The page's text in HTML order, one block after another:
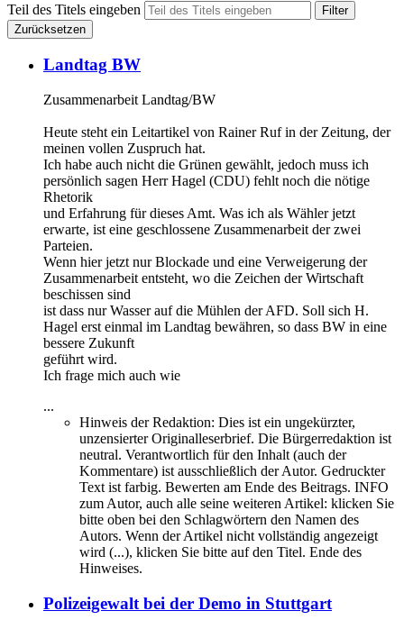
Teil des Titels eingeben
Filter
Zurücksetzen
Landtag BW
Zusammenarbeit Landtag/BW
Heute steht ein Leitartikel von Rainer Ruf in der Zeitung, der
meinen vollen Zuspruch hat.
Ich habe auch nicht die Grünen gewählt, jedoch muss ich
persönlich sagen Herr Hagel (CDU) fehlt noch die nötige
Rhetorik
und Erfahrung für dieses Amt. Was ich als Wähler jetzt
erwarte, ist eine geschlossene Zusammenarbeit der zwei
Parteien.
Wenn hier jetzt nur Blockade und eine Verweigerung der
Zusammenarbeit entsteht, wo die Zeichen der Wirtschaft
beschissen sind
ist dass nur Wasser auf die Mühlen der AFD. Soll sich H.
Hagel erst einmal im Landtag bewähren, so dass BW in eine
bessere Zukunft
geführt wird.
Ich frage mich auch wie
...
Hinweis der Redaktion: Dies ist ein ungekürzter,
unzensierter Originalleserbrief. Die Bürgerredaktion ist
neutral. Verantwortlich für den Inhalt (auch der
Kommentare) ist ausschließlich der Autor. Gedruckter
Text ist farbig. Bewerten am Ende des Beitrags. INFO
zum Autor, auch alle seine weiteren Artikel: klicken Sie
bitte oben bei den Schlagwörtern den Namen des
Autors. Wenn der Artikel nicht vollständig angezeigt
wird (...), klicken Sie bitte auf den Titel. Ende des
Hinweises.
Polizeigewalt bei der Demo in Stuttgart